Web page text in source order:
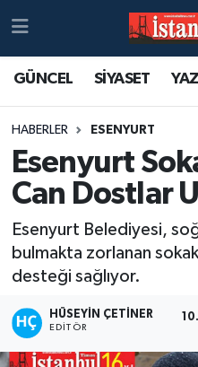
GÜNCEL SİYASET
HABERLER ESENYURT
Esenyurt
Can Dostlar
Esenyurt Belediyesi,
bulmakta zorlanan
desteği sağlıyor.
HÜSEYIN ÇETINER
EDITÖR